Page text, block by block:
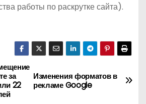
работы по раскрутке сайта).
Изменения форматов в
рекламе Google
за
22